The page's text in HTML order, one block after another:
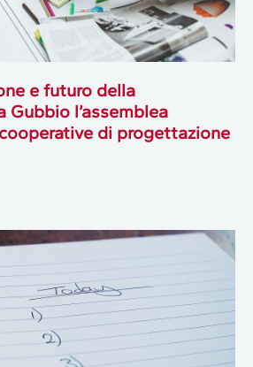
e futuro della
Gubbio l’assemblea
di progettazione